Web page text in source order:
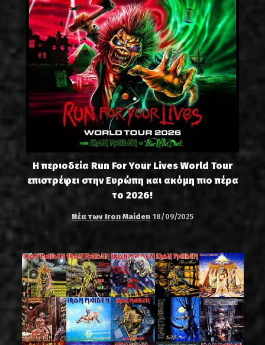
Η περιοδεία Run For Your Lives World Tour
επιστρέφει στην Ευρώπη και ακόμη πιο πέρα
το 2026!
Νέα των Iron Maiden 18/09/2025